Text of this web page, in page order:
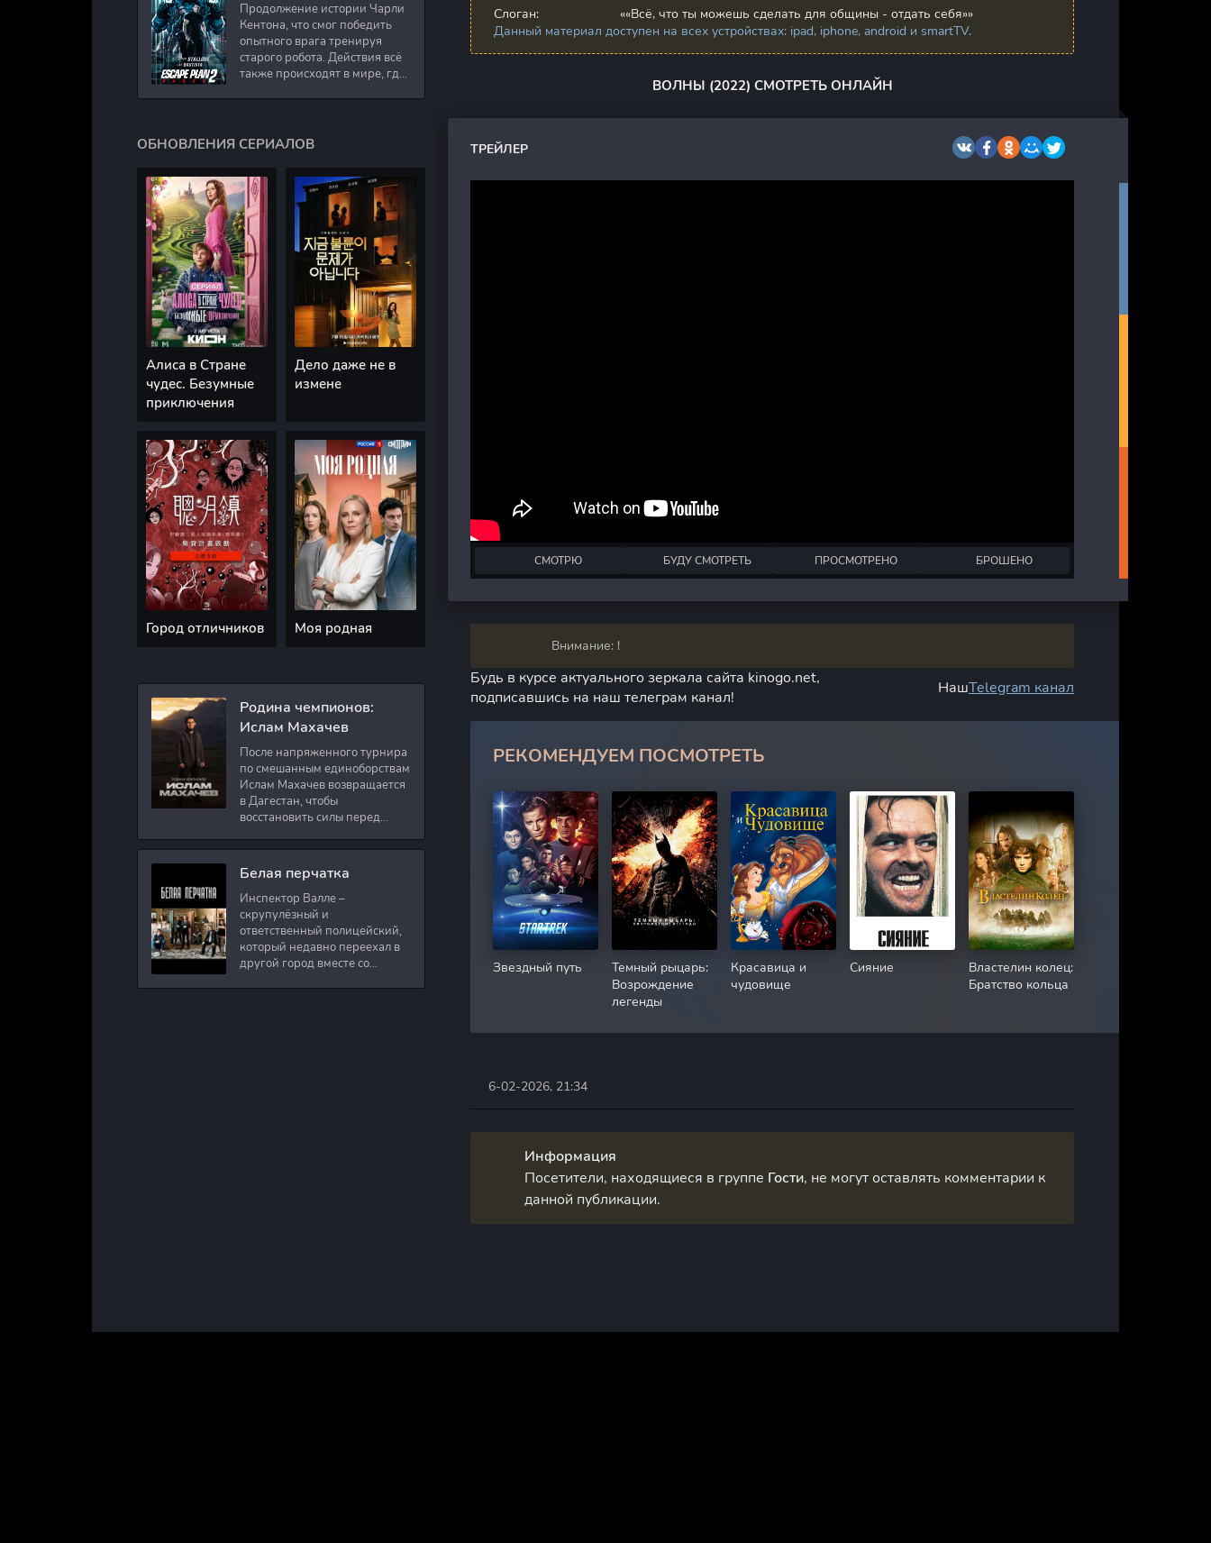
Слоган:
««Всё, что ты можешь сделать для общины - отдать себя»»
Данный материал доступен на всех устройствах: ipad, iphone, android и smartTV.
ВОЛНЫ (2022) СМОТРЕТЬ ОНЛАЙН
ТРЕЙЛЕР
СМОТРЮ БУДУ СМОТРЕТЬ ПРОСМОТРЕНО БРОШЕНО
Внимание: !
Будь в курсе актуального зеркала сайта kinogo.net,
подписавшись на наш телеграм канал!
НашTelegram канал
РЕКОМЕНДУЕМ ПОСМОТРЕТЬ
Звездный путь
Темный рыцарь:
Возрождение
легенды
Красавица и
чудовище
Сияние
Властелин колец:
Братство кольца
6-02-2026, 21:34
Информация
Посетители, находящиеся в группе Гости, не могут оставлять комментарии к
данной публикации.
Продолжение истории Чарли
Кентона, что смог победить
опытного врага тренируя
старого робота. Действия всё
также происходят в мире, где
ОБНОВЛЕНИЯ СЕРИАЛОВ
Алиса в Стране
чудес. Безумные
приключения
Дело даже не в
измене
Город отличников Моя родная
Родина чемпионов:
Ислам Махачев
После напряженного турнира
по смешанным единоборствам
Ислам Махачев возвращается
в Дагестан, чтобы
восстановить силы перед
Вместе с ним приезжают
оператор и интервьюер,
Белая перчатка
Инспектор Валле –
скрупулёзный и
ответственный полицейский,
который недавно переехал в
другой город вместе со